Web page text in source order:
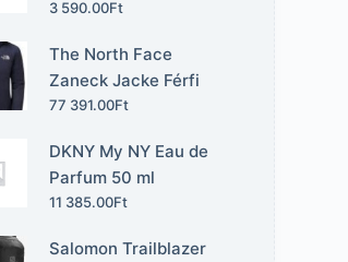
3 590.00Ft
The North Face
Zaneck Jacke Férfi
77 391.00Ft
DKNY My NY Eau de
Parfum 50 ml
11 385.00Ft
Salomon Trailblazer